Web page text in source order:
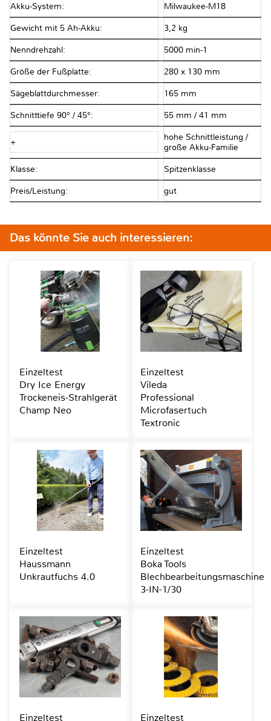
Akku-System: Milwaukee-M18
Gewicht mit 5 Ah-Akku: 3,2 kg
Nenndrehzahl: 5000 min-1
Größe der Fußplatte: 280 x 130 mm
Sägeblattdurchmesser: 165 mm
Schnitttiefe 90° / 45°: 55 mm / 41 mm
+
hohe Schnittleistung /
große Akku-Familie
Klasse: Spitzenklasse
Preis/Leistung: gut
Das könnte Sie auch interessieren:
Einzeltest
Dry Ice Energy
Trockeneis-Strahlgerät
Champ Neo
Einzeltest
Vileda
Professional
Microfasertuch
Textronic
Einzeltest
Haussmann
Unkrautfuchs 4.0
Einzeltest
Boka Tools
Blechbearbeitungsmaschine
3-IN-1/30
Einzeltest Einzeltest